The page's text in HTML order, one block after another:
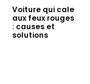
Voiture qui cale
aux feux rouges
: causes et
solutions